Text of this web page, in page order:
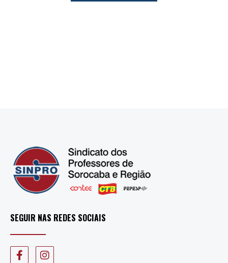
SEGUIR NAS REDES SOCIAIS